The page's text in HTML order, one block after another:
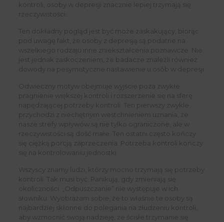
kontroli, osoby w depresji znacznie lepiej trzymają się
rzeczywistości.
Ten dokładny pogląd jest być może zaskakujący, biorąc
pod uwagę fakt, że osoby z depresją są podatne na
wszelkiego rodzaju inne zniekształcenia poznawcze. Nie
jest jednak zaskoczeniem, że badacze znaleźli również
dowody na pesymistyczne nastawienie u osób w depresji.
Odwieczny motyw obejmuje wyjście poza zwykłe
pragnienie większej kontroli i rozszerzenie się na sferę
napędzającej potrzeby kontroli. Ten pierwszy zwykle
przychodzi z niechętnym westchnieniem uznania, że ​​
nasze strefy wpływów są nie tylko ograniczone, ale w
rzeczywistości są dość małe. Ten ostatni często kończy
się ciężką porcją zaprzeczenia. Potrzeba kontroli kończy
się na kontrolowaniu jednostki.
Wszyscy znamy ludzi, którzy mocno trzymają się potrzeby
kontroli. Tak musi być. Panikują, gdy zmieniają się
okoliczności. „Odpuszczanie” nie występuje w ich
słowniku. Wyobrażam sobie, że to właśnie te osoby są
najbardziej skłonne do polegania na złudzeniu kontroli,
aby wzmocnić swoją nadzieję, że ścisłe trzymanie się